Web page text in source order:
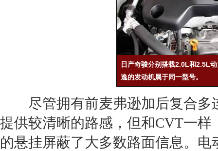
日产奇骏分别搭载2.0L和2.5L
逸的发动机属于同一型号。
尽管拥有前麦弗逊加后复合多
提供较清晰的路感，但和CVT一
的悬挂屏蔽了大多数路面信息。电